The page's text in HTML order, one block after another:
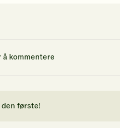
å kommentere
første!